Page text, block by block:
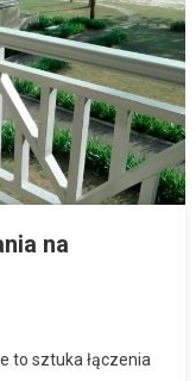
na
to sztuka łączenia